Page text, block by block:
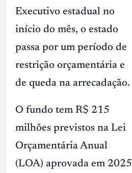
Executivo estadual no
início do mês, o estado
passa por um período de
restrição orçamentária e
de queda na arrecadação.
O fundo tem R$ 215
milhões previstos na Lei
Orçamentária Anual
(LOA) aprovada em 2025